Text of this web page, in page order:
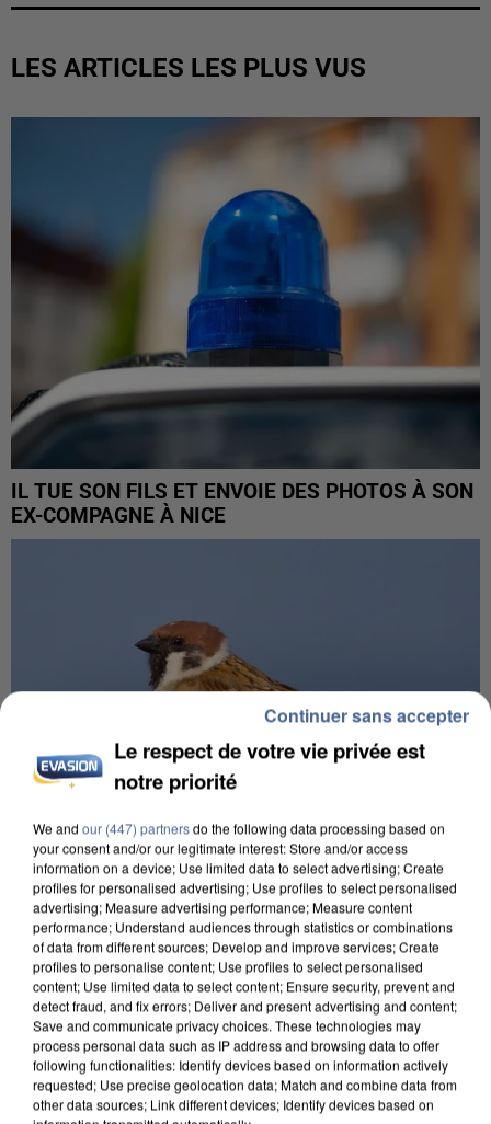
LES ARTICLES LES PLUS VUS
IL TUE SON FILS ET ENVOIE DES PHOTOS À SON
EX-COMPAGNE À NICE
APRÈS TOUTES CES CANICULES, LES REFUGES
DE FAUNE SAUVAGE SONT...
Le respect de votre vie privée est
notre priorité
We and our (447) partnersdo the following data processing based on
your consent and/or our legitimate interest: Store and/or access
information on a device; Use limited data to select advertising; Create
profiles for personalised advertising; Use profiles to select personalised
advertising; Measure advertising performance; Measure content
performance; Understand audiences through statistics or combinations
of data from different sources; Develop and improve services; Create
profiles to personalise content; Use profiles to select personalised
content; Use limited data to select content; Ensure security, prevent and
detect fraud, and fix errors; Deliver and present advertising and content;
Save and communicate privacy choices. These technologies may
process personal data such as IP address and browsing data to offer
following functionalities: Identify devices based on information actively
requested; Use precise geolocation data; Match and combine data from
other data sources; Link different devices; Identify devices based on
Continuer sans accepter